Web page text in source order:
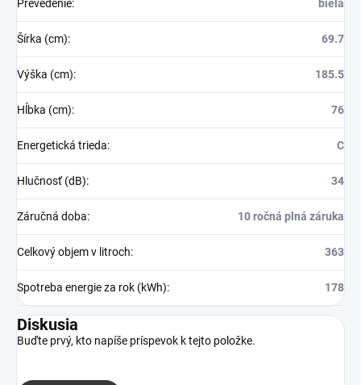
Prevedenie: biela
Šírka (cm): 69.7
Výška (cm): 185.5
Hĺbka (cm): 76
Energetická trieda: C
Hlučnosť (dB): 34
Záručná doba: 10 ročná plná záruka
Celkový objem v litroch: 363
Spotreba energie za rok (kWh): 178
Diskusia
Buďte prvý, kto napíše príspevok k tejto položke.